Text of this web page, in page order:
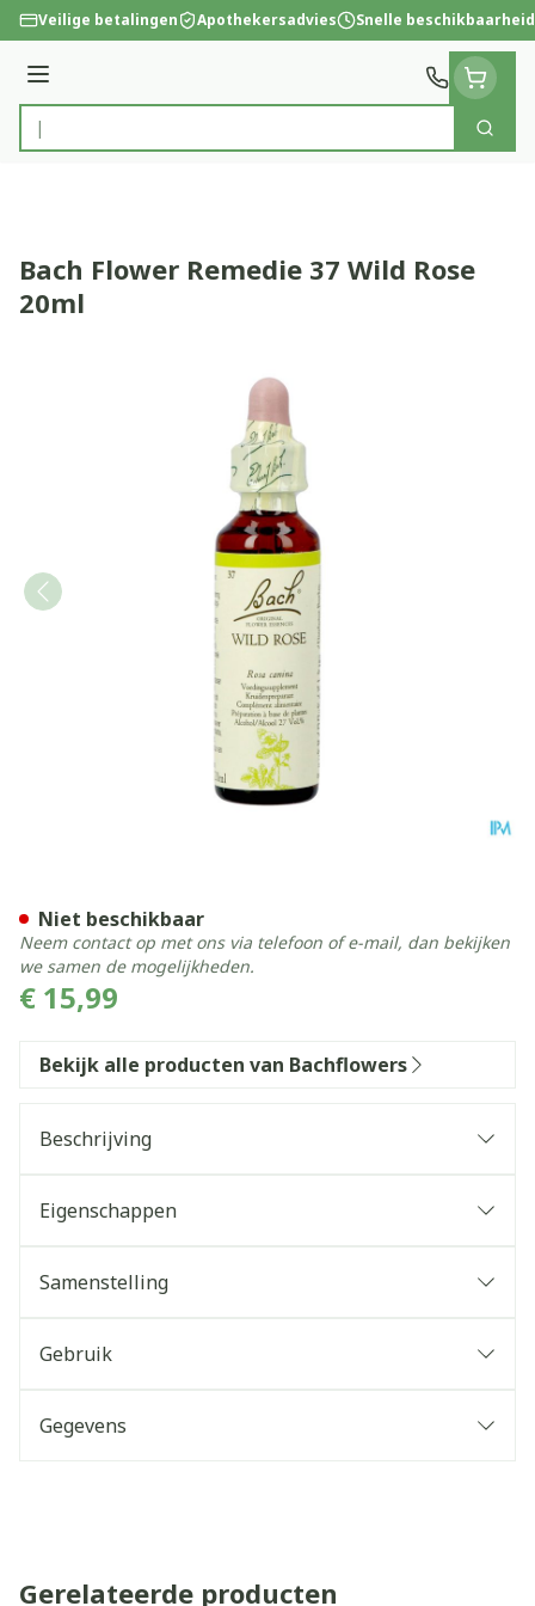
Ga naar de inhoud
Veilige betalingen Apothekersadvies Snelle beschikbaarheid
Menu
Product, merk, categorie...
Zoek
Bach Flower Remedie 37 Wild Rose
20ml
€ 15,99
Niet beschikbaar
Neem contact op met ons via telefoon of e-mail, dan bekijken
we samen de mogelijkheden.
Bekijk alle producten van Bachflowers
Beschrijving
Eigenschappen
Samenstelling
Gebruik
Gegevens
Gerelateerde producten